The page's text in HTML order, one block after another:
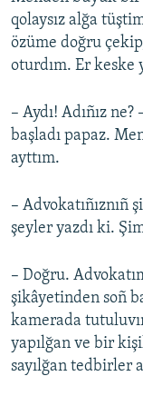
qolaysız alğa
özüme doğru
oturdım. Er keske
– Aydı! Adıñız
başladı papaz.
ayttım.
– Advokatıñıznıñ
şeyler yazdı ki.
– Doğru.
şikâyetinden soñ
kamerada
yapılğan ve bir
sayılğan tedbirler